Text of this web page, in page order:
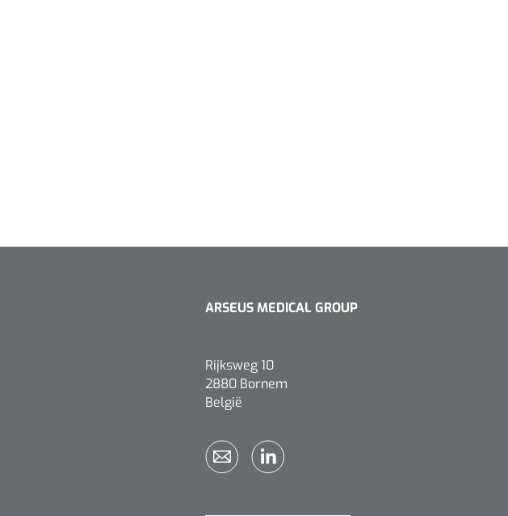
ARSEUS MEDICAL GROUP
Rijksweg 10
2880 Bornem
België